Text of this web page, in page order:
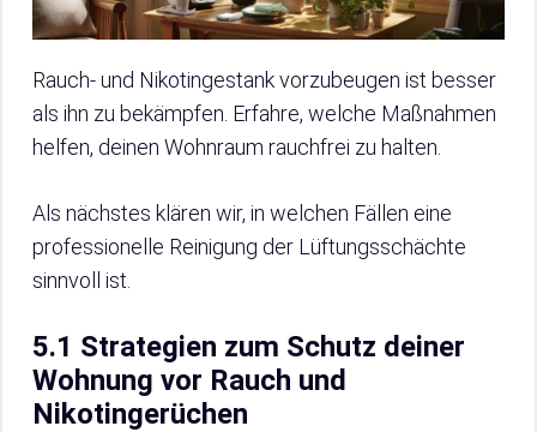
Rauch- und Nikotingestank vorzubeugen ist besser
als ihn zu bekämpfen. Erfahre, welche Maßnahmen
helfen, deinen Wohnraum rauchfrei zu halten.
Als nächstes klären wir, in welchen Fällen eine
professionelle Reinigung der Lüftungsschächte
sinnvoll ist.
5.1 Strategien zum Schutz deiner
Wohnung vor Rauch und
Nikotingerüchen